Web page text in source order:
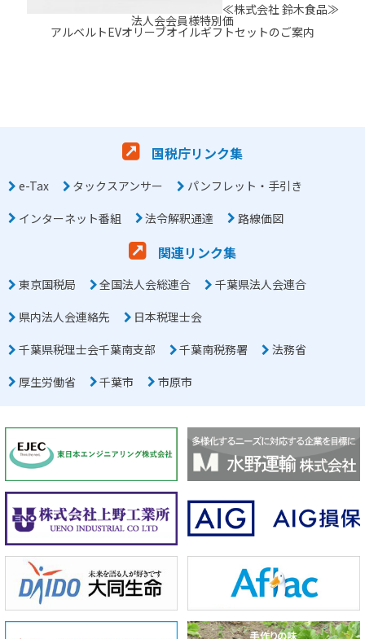
≪株式会社 鈴木食品≫
法人会会員様特別価
アルベルトEVオリーブオイルギフトセットのご案内
国税庁リンク集
e-Tax タックスアンサー
パンフレット・手引き
インターネット番組
法令解釈通達 路線価図
関連リンク集
東京国税局 全国法人会総連合
千葉県法人会連合
県内法人会連絡先
日本税理士会
千葉県税理士会千葉南支部
千葉南税務署
法務省
厚生労働省
千葉市 市原市